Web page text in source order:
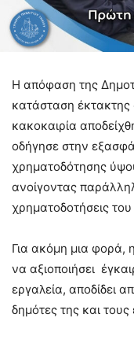
Η απόφαση της
κατάσταση έκτακτης
κακοκαιρία
οδήγησε στην
χρηματοδότησης
ανοίγοντας
χρηματοδοτήσεις
Για ακόμη μια φορά,
να αξιοποιήσει
εργαλεία, αποδίδει
δημότες της και τους